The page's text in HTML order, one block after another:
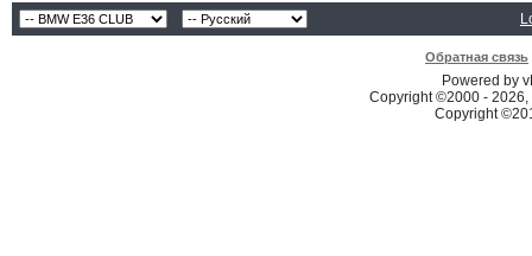
Обратная связь
Powered by
Copyright ©2000 -
Copyright